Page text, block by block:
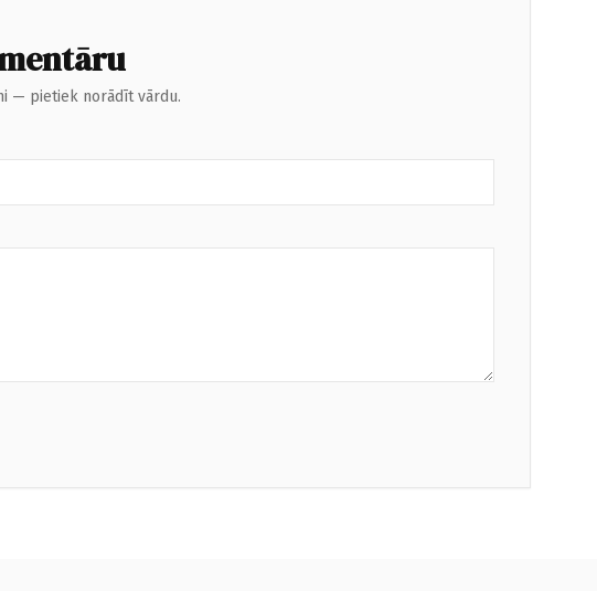
— pietiek norādīt vārdu.